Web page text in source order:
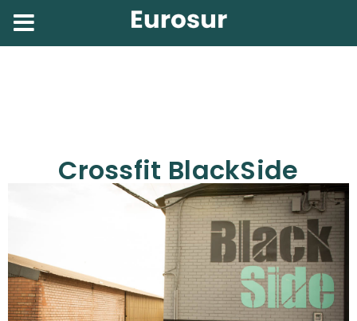
Crossfit BlackSide